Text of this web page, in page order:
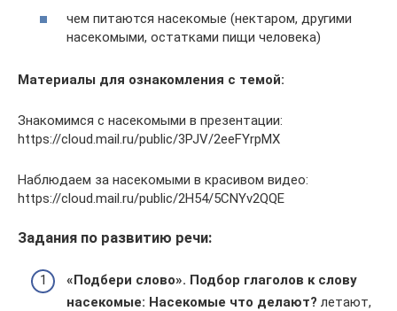
чем питаются насекомые (нектаром, другими
насекомыми, остатками пищи человека)
Материалы для ознакомления с темой:
Знакомимся с насекомыми в презентации:
https://cloud.mail.ru/public/3PJV/2eeFYrpMX
Наблюдаем за насекомыми в красивом видео:
https://cloud.mail.ru/public/2H54/5CNYv2QQE
Задания по развитию речи:
«Подбери слово». Подбор глаголов к слову
насекомые: Насекомые что делают? летают,